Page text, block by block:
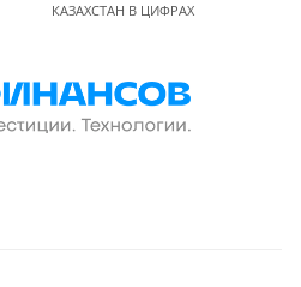
КАЗАХСТАН В ЦИФРАХ